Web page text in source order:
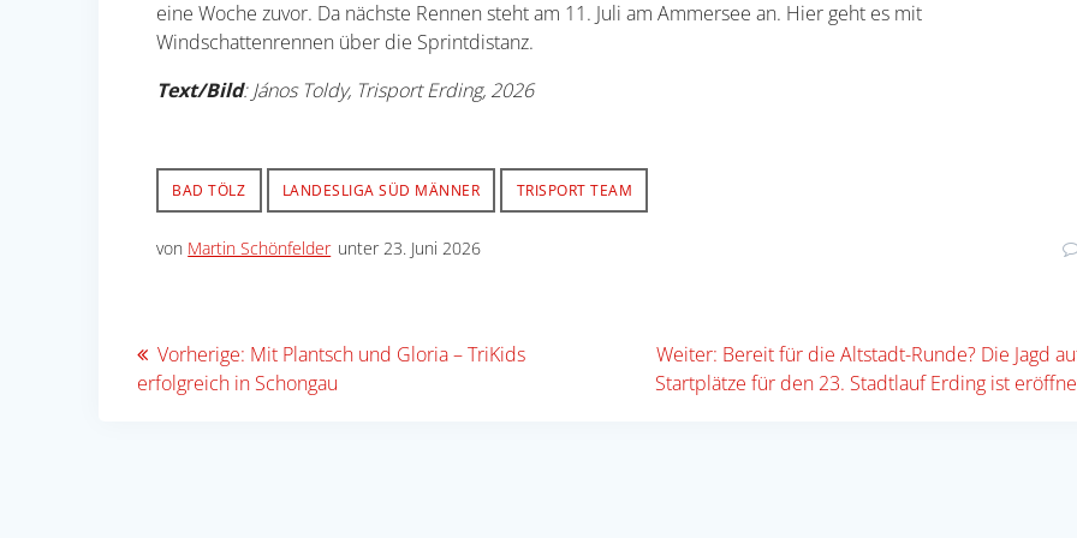
eine Woche zuvor. Da nächste Rennen steht am 11. Juli am Ammersee an. Hier geht es mit
Windschattenrennen über die Sprintdistanz.
Text/Bild: János Toldy, Trisport Erding, 2026
BAD TÖLZ LANDESLIGA SÜD MÄNNER TRISPORT TEAM
von Martin Schönfelder unter 23. Juni 2026
Beitragsnavigation
Vorherige: Vorheriger
Beitrag:
Mit Plantsch und Gloria – TriKids
erfolgreich in Schongau
Weiter: Nächster
Beitrag:
Bereit für die Altstadt-Runde? Die Jagd
Startplätze für den 23. Stadtlauf Erding ist